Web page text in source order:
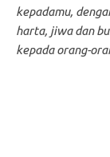
kepadamu,
harta, jiwa dan
kepada orang-